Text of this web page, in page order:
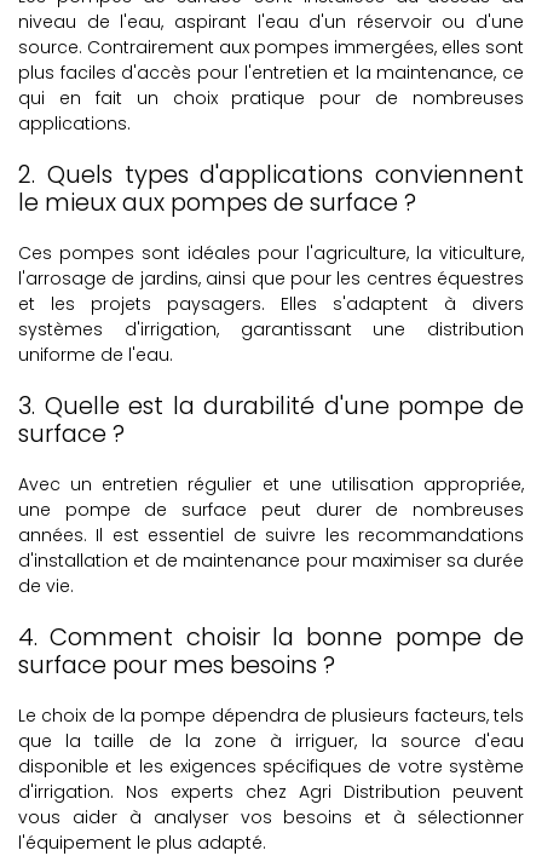
niveau de l'eau, aspirant l'eau d'un réservoir ou d'une
source. Contrairement aux pompes immergées, elles sont
plus faciles d'accès pour l'entretien et la maintenance, ce
qui en fait un choix pratique pour de nombreuses
applications.
2. Quels types d'applications conviennent
le mieux aux pompes de surface ?
Ces pompes sont idéales pour l'agriculture, la viticulture,
l'arrosage de jardins, ainsi que pour les centres équestres
et les projets paysagers. Elles s'adaptent à divers
systèmes d'irrigation, garantissant une distribution
uniforme de l'eau.
3. Quelle est la durabilité d'une pompe de
surface ?
Avec un entretien régulier et une utilisation appropriée,
une pompe de surface peut durer de nombreuses
années. Il est essentiel de suivre les recommandations
d'installation et de maintenance pour maximiser sa durée
de vie.
4. Comment choisir la bonne pompe de
surface pour mes besoins ?
Le choix de la pompe dépendra de plusieurs facteurs, tels
que la taille de la zone à irriguer, la source d'eau
disponible et les exigences spécifiques de votre système
d'irrigation. Nos experts chez Agri Distribution peuvent
vous aider à analyser vos besoins et à sélectionner
l'équipement le plus adapté.